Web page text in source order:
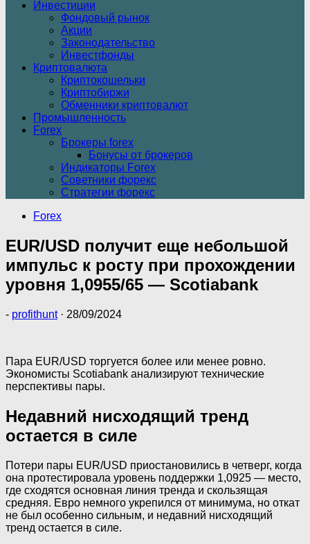
Инвестиции
Фондовый рынок
Акции
Законодательство
Инвестфонды
Криптовалюта
Криптокошельки
Криптобиржи
Обменники криптовалют
Промышленность
Forex
Брокеры forex
Бонусы от брокеров
Индикаторы Forex
Советники форекс
Стратегии форекс
Forex
EUR/USD получит еще небольшой
импульс к росту при прохождении
уровня 1,0955/65 — Scotiabank
- profithunt · 28/09/2024
Пара EUR/USD торгуется более или менее ровно.
Экономисты Scotiabank анализируют технические
перспективы пары.
Недавний нисходящий тренд
остается в силе
Потери пары EUR/USD приостановились в четверг, когда
она протестировала уровень поддержки 1,0925 — место,
где сходятся основная линия тренда и скользящая
средняя. Евро немного укрепился от минимума, но откат
не был особенно сильным, и недавний нисходящий
тренд остается в силе.